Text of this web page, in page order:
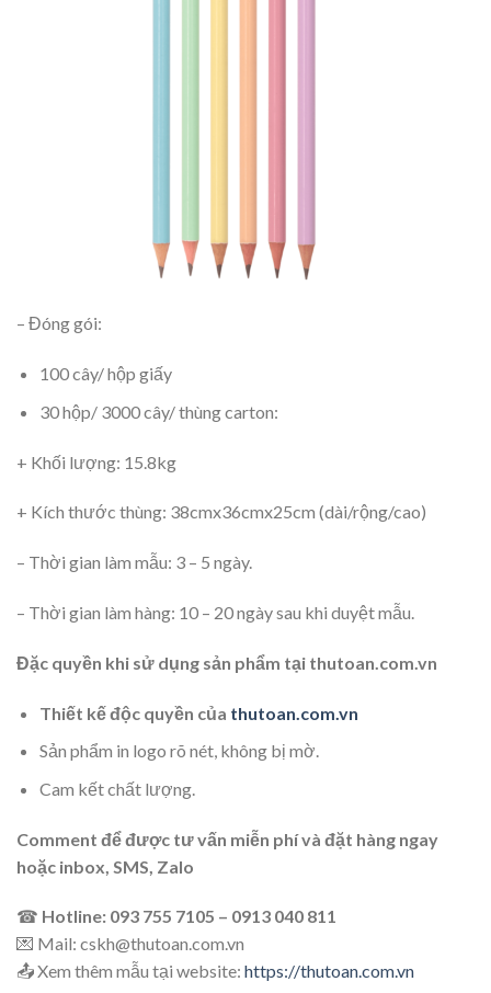
– Đóng gói:
100 cây/ hộp giấy
30 hộp/ 3000 cây/ thùng carton:
+ Khối lượng: 15.8kg
+ Kích thước thùng: 38cmx36cmx25cm (dài/rộng/cao)
– Thời gian làm mẫu: 3 – 5 ngày.
– Thời gian làm hàng: 10 – 20 ngày sau khi duyệt mẫu.
Đặc quyền khi sử dụng sản phẩm tại thutoan.com.vn
Thiết kế độc quyền của thutoan.com.vn
Sản phẩm in logo rõ nét, không bị mờ.
Cam kết chất lượng.
Comment để được tư vấn miễn phí và đặt hàng ngay
hoặc inbox, SMS, Zalo
☎ Hotline: 093 755 7105 – 0913 040 811
💌 Mail: cskh@thutoan.com.vn
📤 Xem thêm mẫu tại website: https://thutoan.com.vn